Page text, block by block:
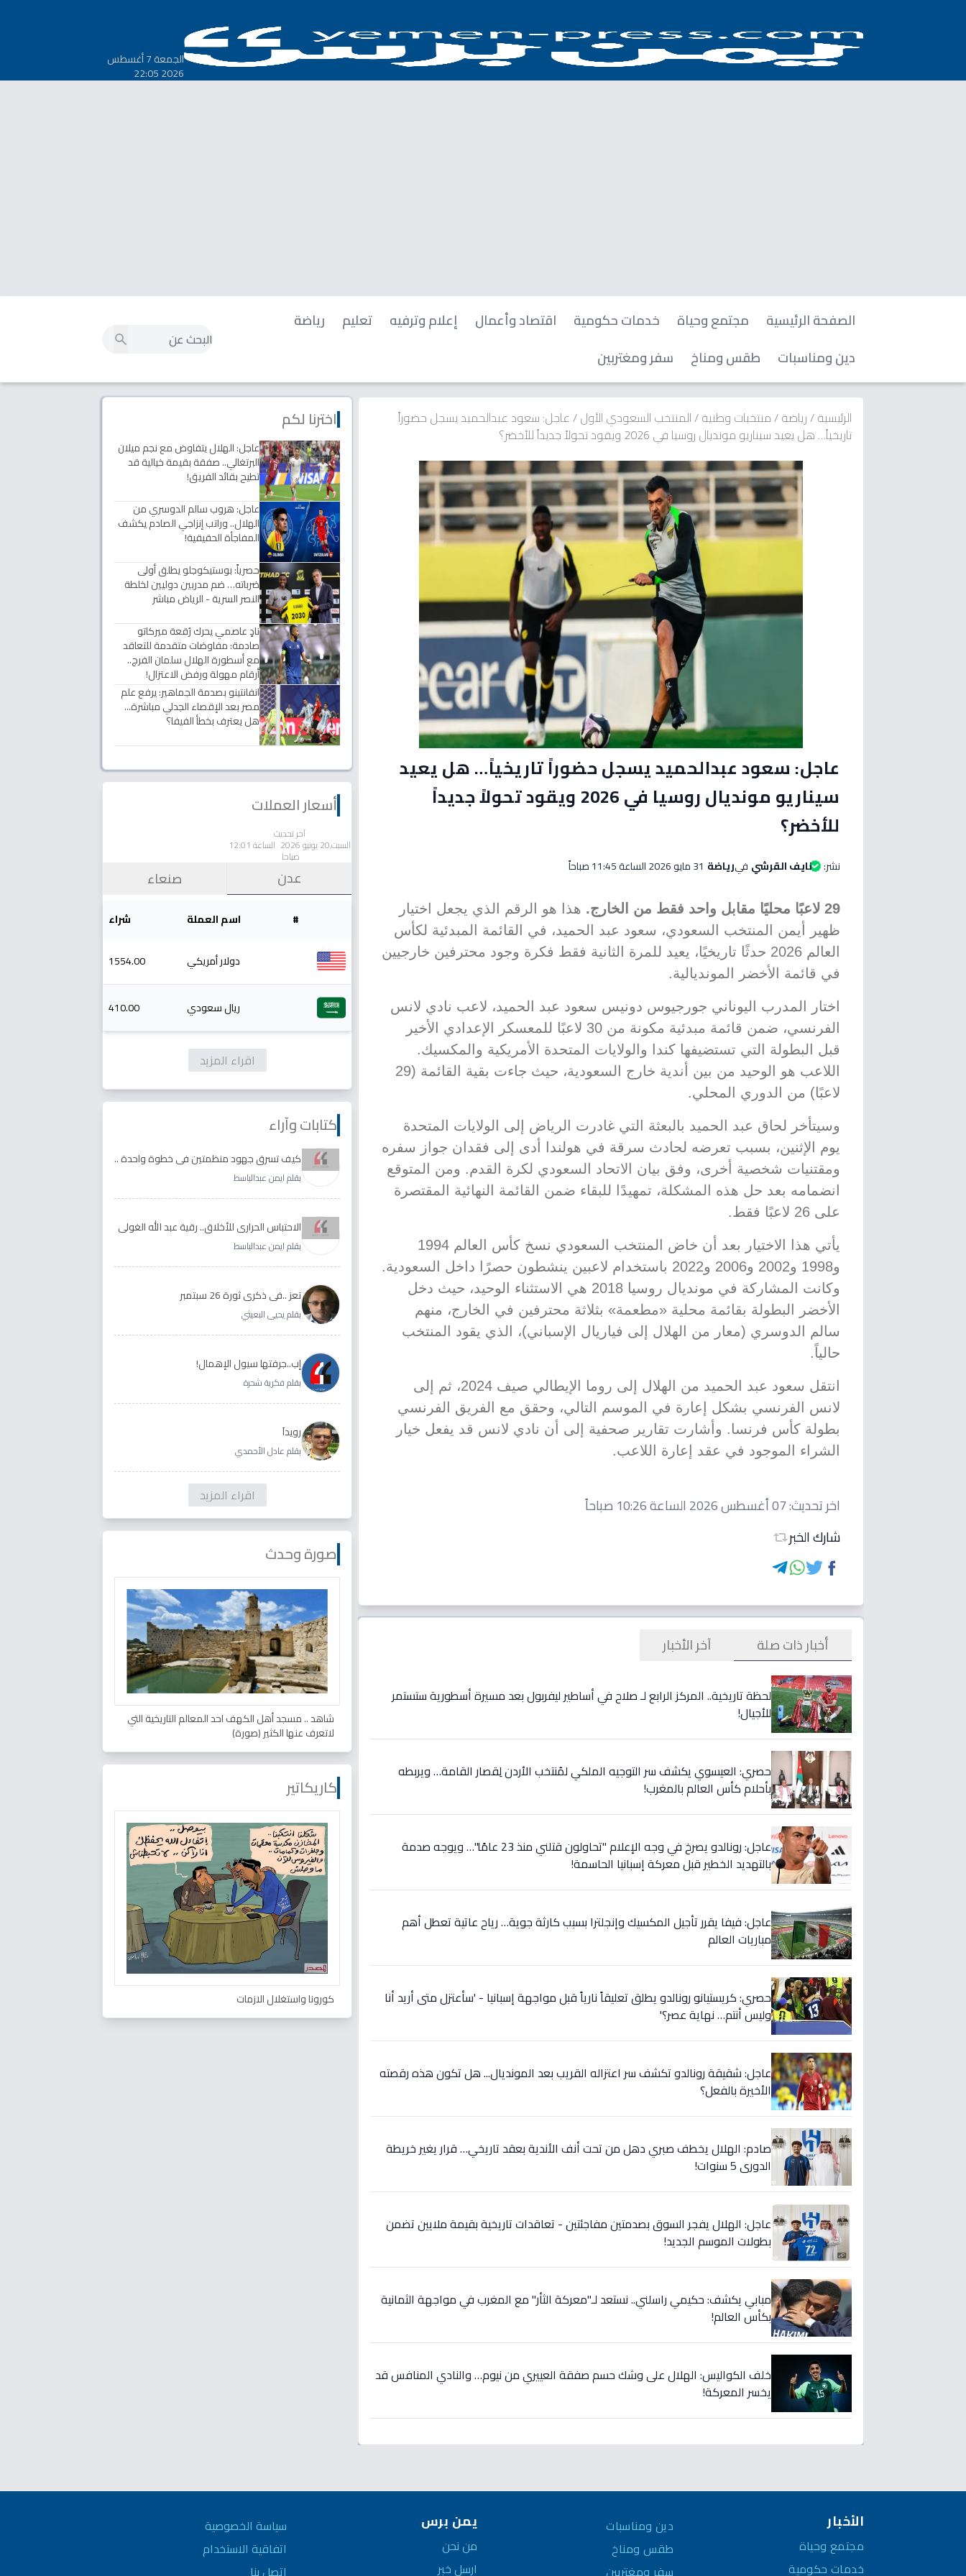
الجمعة 7 أغسطس
2026 22:05
الصفحة الرئيسية مجتمع وحياة خدمات حكومية اقتصاد وأعمال إعلام وترفيه تعليم
رياضة
دين ومناسبات
طقس ومناخ سفر ومغتربين
الرئيسية/رياضة/منتخبات وطنية/المنتخب السعودي الأول/عاجل: سعود عبدالحميد يسجل حضوراً
تاريخياً… هل يعيد سيناريو مونديال روسيا في 2026 ويقود تحولاً جديداً للأخضر؟
عاجل: سعود عبدالحميد يسجل حضوراً تاريخياً… هل يعيد
سيناريو مونديال روسيا في 2026 ويقود تحولاً جديداً
للأخضر؟
نشر: نايف القرشي فيرياضة 31 مايو 2026 الساعة 11:45 صباحاً
29 لاعبًا محليًا مقابل واحد فقط من الخارج.
هذا هو الرقم الذي يجعل اختيار
ظهير أيمن المنتخب السعودي، سعود عبد الحميد، في القائمة المبدئية لكأس
العالم 2026 حدثًا تاريخيًا، يعيد للمرة الثانية فقط فكرة وجود محترفين خارجيين
في قائمة الأخضر المونديالية.
اختار المدرب اليوناني جورجيوس دونيس سعود عبد الحميد، لاعب نادي لانس
الفرنسي، ضمن قائمة مبدئية مكونة من 30 لاعبًا للمعسكر الإعدادي الأخير
قبل البطولة التي تستضيفها كندا والولايات المتحدة الأمريكية والمكسيك.
اللاعب هو الوحيد من بين أندية خارج السعودية، حيث جاءت بقية القائمة (29
لاعبًا) من الدوري المحلي.
وسيتأخر لحاق عبد الحميد بالبعثة التي غادرت الرياض إلى الولايات المتحدة
يوم الإثنين، بسبب تعرضه لحادث سرقة في هولندا أدى إلى فقدان جواز سفره
ومقتنيات شخصية أخرى، وفق بيان الاتحاد السعودي لكرة القدم. ومن المتوقع
انضمامه بعد حل هذه المشكلة، تمهيدًا للبقاء ضمن القائمة النهائية المقتصرة
على 26 لاعبًا فقط.
يأتي هذا الاختيار بعد أن خاض المنتخب السعودي نسخ كأس العالم 1994
و1998 و2002 و2006 و2022 باستخدام لاعبين ينشطون حصرًا داخل السعودية.
وكانت المشاركة في مونديال روسيا 2018 هي الاستثناء الوحيد، حيث دخل
الأخضر البطولة بقائمة محلية «مطعمة» بثلاثة محترفين في الخارج، منهم
سالم الدوسري (معار من الهلال إلى فياريال الإسباني)، الذي يقود المنتخب
حالياً.
انتقل سعود عبد الحميد من الهلال إلى روما الإيطالي صيف 2024، ثم إلى
لانس الفرنسي بشكل إعارة في الموسم التالي، وحقق مع الفريق الفرنسي
بطولة كأس فرنسا. وأشارت تقارير صحفية إلى أن نادي لانس قد يفعل خيار
الشراء الموجود في عقد إعارة اللاعب.
اخر تحديث:07 أغسطس 2026 الساعة 10:26 صباحاً
شارك الخبر
أخبار ذات صلة آخر الأخبار
لحظة تاريخية.. المركز الرابع لـ صلاح في أساطير ليفربول بعد مسيرة أسطورية ستستمر
للأجيال!
حصري: العيسوي يكشف سر التوجيه الملكي لمُنتخب الأردن لِقصار القامة… ويربطه
بأحلام كأس العالم بالمغرب!
عاجل: رونالدو يصرخ في وجه الإعلام "تحاولون قتلني منذ 23 عامًا"… ويوجه صدمة
بالتهديد الخطير قبل معركة إسبانيا الحاسمة!
عاجل: فيفا يقرر تأجيل المكسيك وإنجلترا بسبب كارثة جوية… رياح عاتية تعطل أهم
مباريات العالم
حصري: كريستيانو رونالدو يطلق تعليقاً نارياً قبل مواجهة إسبانيا - 'سأعتزل متى أريد أنا
وليس أنتم… نهاية عصر؟'
عاجل: شقيقة رونالدو تكشف سر اعتزاله القريب بعد المونديال... هل تكون هذه رقصته
الأخيرة بالفعل؟
صادم: الهلال يخطف صبري دهل من تحت أنف الأندية بعقد تاريخي… قرار يغير خريطة
الدوري 5 سنوات!
عاجل: الهلال يفجر السوق بصدمتين مفاجئتين - تعاقدات تاريخية بقيمة ملايين تضمن
بطولات الموسم الجديد!
مبابي يكشف: حكيمي راسلني.. نستعد لـ"معركة الثأر" مع المغرب في مواجهة الثمانية
بكأس العالم!
خلف الكواليس: الهلال على وشك حسم صفقة العييري من نيوم… والنادي المنافس قد
يخسر المعركة!
اخترنا لكم
عاجل: الهلال يتفاوض مع نجم ميلان
البرتغالي.. صفقة بقيمة خيالية قد
تطيح بقائد الفريق!
عاجل: هروب سالم الدوسري من
الهلال.. وراتب إنزاجي الصادم يكشف
المفاجأة الحقيقية!
حصرياً: بوستيكوجلو يطلق أولى
ضرباته… ضم مدربين دوليين لخلطة
النصر السرية - الرياض مباشر
نادٍ عاصمي يحرك رُقعة ميركاتو
صادمة: مفاوضات متقدمة للتعاقد
مع أسطورة الهلال سلمان الفرج..
أرقام مهولة ورفض الاعتزال!
انفانتينو بصدمة الجماهير: يرفع علم
مصر بعد الإقصاء الجدلي مباشرة...
هل يعترف بخطأ الفيفا؟
أسعار العملات
آخر تحديث
السبت,20 يونيو 2026 الساعة 12:01
صباحا
عدن صنعاء
# اسم العملة شراء
دولار أمريكي 1554.00
ريال سعودي 410.00
اقراء المزيد
كتابات وآراء
كيف تسرق جهود منظمتين في خطوة واحدة ..
الأجابة لدى رقية عبد الله الغولي وغدير طيره
بقلم ايمن عبدالباسط
الاحتباس الحراري للأخلاق.. رقية عبد الله الغولي
وغدير طيره نموذجا
بقلم ايمن عبدالباسط
تعز ..في ذكرى ثورة 26 سبتمبر
بقلم يحيى البعيثي
إب..جرفتها سيول الإهمال!
بقلم فكرية شحرة
رويداَ
بقلم عادل الأحمدي
اقراء المزيد
صورة وحدث
شاهد .. مسجد أهل الكهف احد المعالم التاريخية التي
لاتعرف عنها الكثير (صورة)
كاريكاتير
كورونا واستغلال الازمات
الأخبار
مجتمع وحياة
خدمات حكومية
دين ومناسبات
طقس ومناخ
سفر ومغتربين
يمن برس
من نحن
ارسل خبر
سياسة الخصوصية
اتفاقية الاستخدام
اتصل بنا